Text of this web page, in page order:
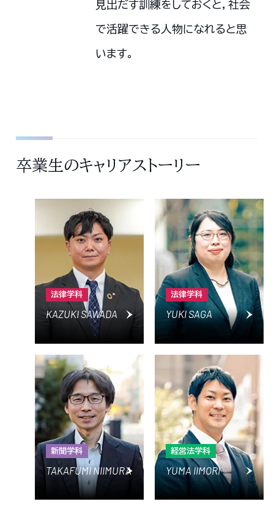
見出だす訓練をしておくと，社会
で活躍できる人物になれると思
います。
卒業生のキャリアストーリー
法律学科
KAZUKI SAWADA
法律学科
YUKI SAGA
新聞学科
TAKAFUMI NIIMURA
経営法学科
YUMA IIMORI